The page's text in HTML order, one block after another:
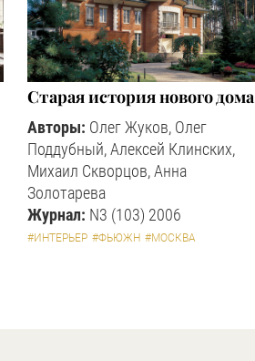
Старая история нового дома
Авторы: Олег Жуков, Олег
Поддубный, Алексей Клинских,
Михаил Скворцов, Анна
Золотарева
Журнал: N3 (103) 2006
#ИНТЕРЬЕР #ФЬЮЖН #МОСКВА